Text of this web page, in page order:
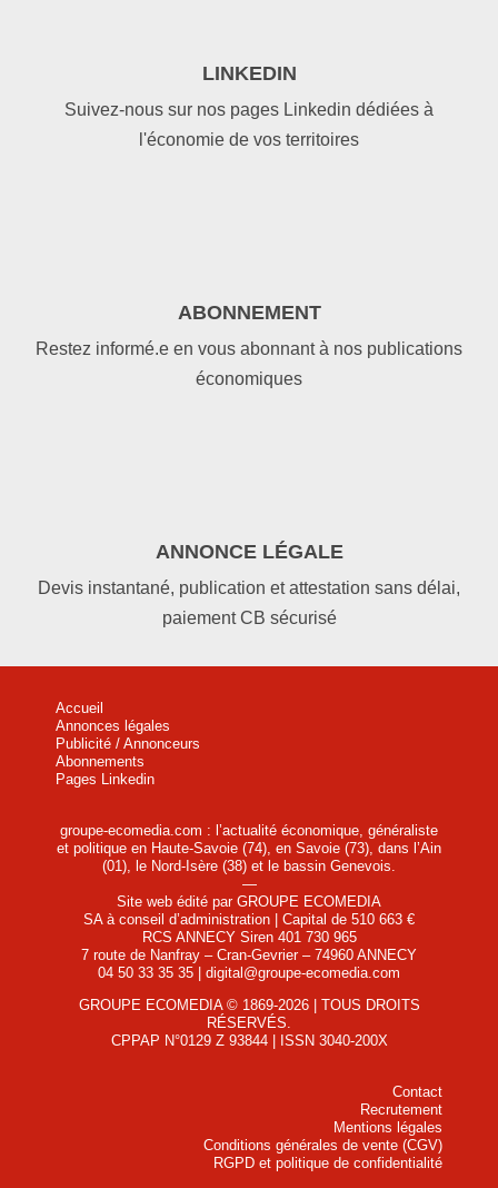
LINKEDIN
Suivez-nous sur nos pages Linkedin dédiées à
l'économie de vos territoires
ABONNEMENT
Restez informé.e en vous abonnant à nos publications
économiques
ANNONCE LÉGALE
Devis instantané, publication et attestation sans délai,
paiement CB sécurisé
Accueil
Annonces légales
Publicité / Annonceurs
Abonnements
Pages Linkedin
groupe-ecomedia.com : l’actualité économique, généraliste
et politique en Haute-Savoie (74), en Savoie (73), dans l’Ain
(01), le Nord-Isère (38) et le bassin Genevois.
—
Site web édité par GROUPE ECOMEDIA
SA à conseil d’administration | Capital de 510 663 €
RCS ANNECY Siren 401 730 965
7 route de Nanfray – Cran-Gevrier – 74960 ANNECY
04 50 33 35 35 | digital@groupe-ecomedia.com
GROUPE ECOMEDIA © 1869-2026 | TOUS DROITS
RÉSERVÉS.
CPPAP N°0129 Z 93844 | ISSN 3040-200X
Contact
Recrutement
Mentions légales
Conditions générales de vente (CGV)
RGPD et politique de confidentialité